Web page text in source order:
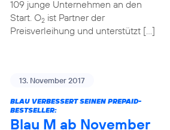
109 junge Unternehmen an den
Start. O2ist Partner der
Preisverleihung und unterstützt […]
13. November 2017
BLAU VERBESSERT SEINEN PREPAID-
BESTSELLER:
Blau M ab November